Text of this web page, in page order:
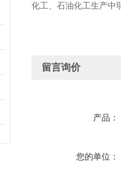
化工、石油化工生产中
留言询价
产品：
您的单位：